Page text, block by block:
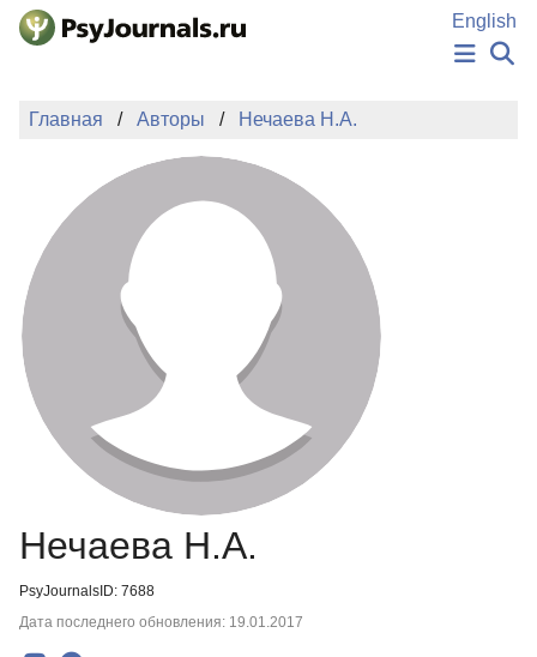
Перейти к основному содержанию
English
НОВОСТИ
АВТОРЫ
ПОДАТЬ РУКОПИСЬ
БАЗА ЗНАНИЙ
КЛЮЧЕВЫЕ СЛОВА
Регистрация
Главная Авторы Нечаева Н.А.
Нечаева Н.А.
PsyJournalsID: 7688
Дата последнего обновления: 19.01.2017